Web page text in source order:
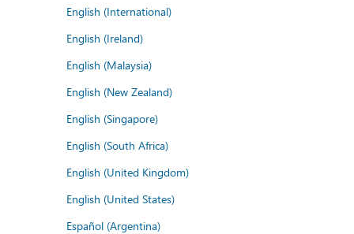
English (International)
English (Ireland)
English (Malaysia)
English (New Zealand)
English (Singapore)
English (South Africa)
English (United Kingdom)
English (United States)
Español (Argentina)